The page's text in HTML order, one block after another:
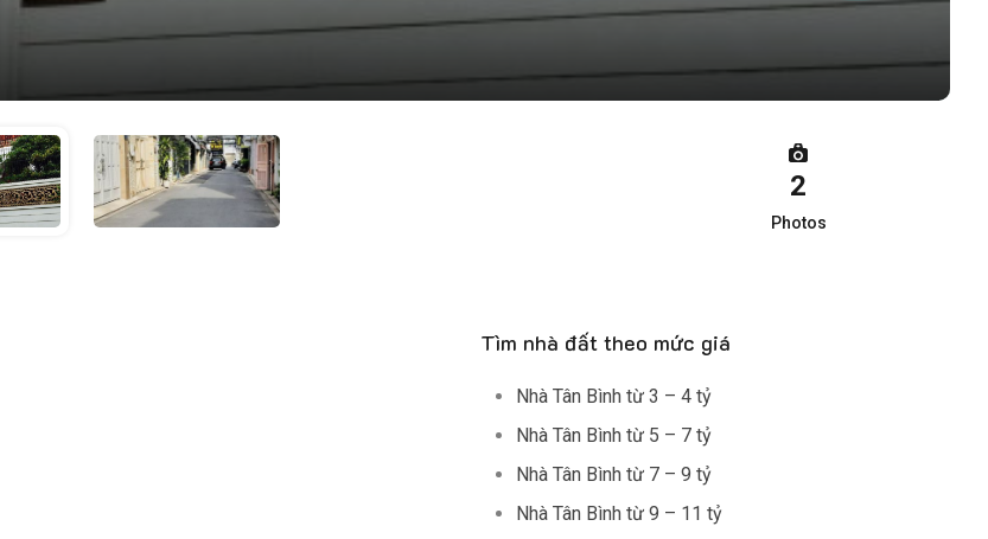
2
Photos
Tìm nhà đất theo mức giá
Nhà Tân Bình từ 3 – 4 tỷ
Nhà Tân Bình từ 5 – 7 tỷ
Nhà Tân Bình từ 7 – 9 tỷ
Nhà Tân Bình từ 9 – 11 tỷ